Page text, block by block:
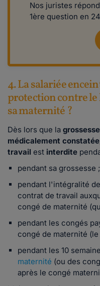
Nos juristes
1ère question en
4. La salariée
protection contre
sa maternité ?
Dès lors que la grossesse
médicalement constatée
travail est interdite
pendant sa grossesse ;
pendant l'intégralité
contrat de travail
congé de maternité
pendant les congés
congé de maternité
pendant les 10
maternité (ou des
après le congé